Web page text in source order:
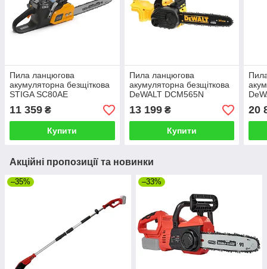
Пила ланцюгова
акумуляторна безщіткова
STIGA SC80AE
11 359 ₴
Купити
Пила ланцюгова
акумуляторна безщіткова
DeWALT DCM565N
13 199₴
Купити
20
Акційні пропозиції та новинки
–35% –33%